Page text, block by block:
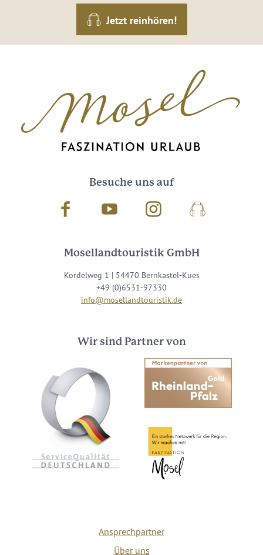
Jetzt reinhören!
Besuche uns auf
Facebook Youtube InstagramPodcast
Mosellandtouristik GmbH
Kordelweg 1 | 54470 Bernkastel-Kues
+49 (0)6531-97330
info@mosellandtouristik.de
Wir sind Partner von
Ansprechpartner
Über uns